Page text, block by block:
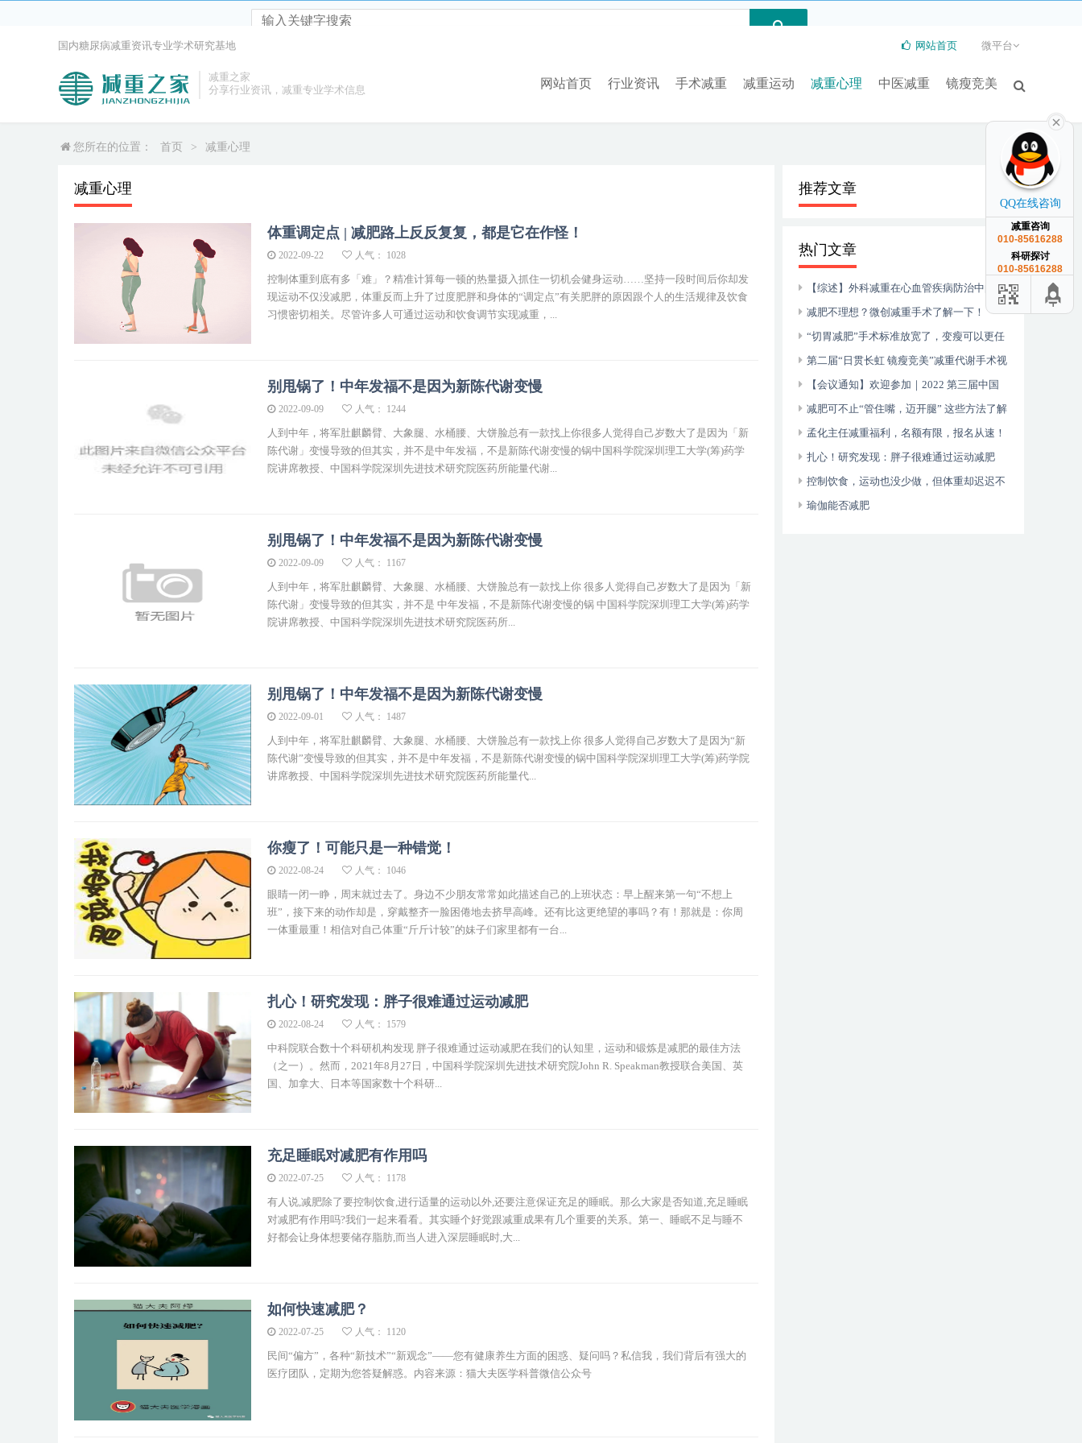
: ob_end_clean(): Failed to delete buffer. No buffer to delete in/www/wwwroot/odhm.org.cn/index.php
减重之家
分享行业资讯，减重专业学术信息
网站首页 行业资讯 手术减重 减重运动 减重心理 中医减重 镜瘦竞美
网站首页 微平台
国内糖尿病减重资讯专业学术研究基地
您所在的位置： 首页 > 减重心理
减重心理
体重调定点 | 减肥路上反反复复，都是它在作怪！
2022-09-22 人气： 1028
控制体重到底有多「难」？精准计算每一顿的热量摄入抓住一切机会健身运动……坚持一段时间后你却发
现运动不仅没减肥，体重反而上升了过度肥胖和身体的“调定点”有关肥胖的原因跟个人的生活规律及饮食
习惯密切相关。尽管许多人可通过运动和饮食调节实现减重，...
别甩锅了！中年发福不是因为新陈代谢变慢
2022-09-09 人气： 1244
人到中年，将军肚麒麟臂、大象腿、水桶腰、大饼脸总有一款找上你很多人觉得自己岁数大了是因为「新
陈代谢」变慢导致的但其实，并不是中年发福，不是新陈代谢变慢的锅中国科学院深圳理工大学(筹)药学
院讲席教授、中国科学院深圳先进技术研究院医药所能量代谢...
别甩锅了！中年发福不是因为新陈代谢变慢
2022-09-09 人气： 1167
人到中年，将军肚麒麟臂、大象腿、水桶腰、大饼脸总有一款找上你 很多人觉得自己岁数大了是因为「新
陈代谢」变慢导致的但其实，并不是 中年发福，不是新陈代谢变慢的锅 中国科学院深圳理工大学(筹)药学
院讲席教授、中国科学院深圳先进技术研究院医药所...
别甩锅了！中年发福不是因为新陈代谢变慢
2022-09-01 人气： 1487
人到中年，将军肚麒麟臂、大象腿、水桶腰、大饼脸总有一款找上你 很多人觉得自己岁数大了是因为“新
陈代谢”变慢导致的但其实，并不是中年发福，不是新陈代谢变慢的锅中国科学院深圳理工大学(筹)药学院
讲席教授、中国科学院深圳先进技术研究院医药所能量代...
你瘦了！可能只是一种错觉！
2022-08-24 人气： 1046
眼睛一闭一睁，周末就过去了。身边不少朋友常常如此描述自己的上班状态：早上醒来第一句“不想上
班”，接下来的动作却是，穿戴整齐一脸困倦地去挤早高峰。还有比这更绝望的事吗？有！那就是：你周
一体重最重！相信对自己体重“斤斤计较”的妹子们家里都有一台...
扎心！研究发现：胖子很难通过运动减肥
2022-08-24 人气： 1579
中科院联合数十个科研机构发现 胖子很难通过运动减肥在我们的认知里，运动和锻炼是减肥的最佳方法
（之一）。然而，2021年8月27日，中国科学院深圳先进技术研究院John R. Speakman教授联合美国、英
国、加拿大、日本等国家数十个科研...
充足睡眠对减肥有作用吗
2022-07-25 人气： 1178
有人说,减肥除了要控制饮食,进行适量的运动以外,还要注意保证充足的睡眠。那么大家是否知道,充足睡眠
对减肥有作用吗?我们一起来看看。其实睡个好觉跟减重成果有几个重要的关系。第一、睡眠不足与睡不
好都会让身体想要储存脂肪,而当人进入深层睡眠时,大...
如何快速减肥？
2022-07-25 人气： 1120
民间“偏方”，各种“新技术”“新观念”——您有健康养生方面的困惑、疑问吗？私信我，我们背后有强大的
医疗团队，定期为您答疑解惑。内容来源：猫大夫医学科普微信公众号
推荐文章
热门文章
【综述】外科减重在心血管疾病防治中的临
床意义与前景
减肥不理想？微创减重手术了解一下！
“切胃减肥”手术标准放宽了，变瘦可以更任
性？
第二届“日贯长虹 镜瘦竞美”减重代谢手术视
频比赛启动！
【会议通知】欢迎参加｜2022 第三届中国
减重糖尿病论坛暨中国人体健康科技促进会肥
胖糖尿病主动健康专
减肥可不止“管住嘴，迈开腿” 这些方法了解
一下孟化主任减重福利，名额有限，报名从速！
扎心！研究发现：胖子很难通过运动减肥
控制饮食，运动也没少做，但体重却迟迟不
减？中医教您如何科学减肥
瑜伽能否减肥
QQ在线咨询
减重咨询
010-85616288
科研探讨
010-85616288